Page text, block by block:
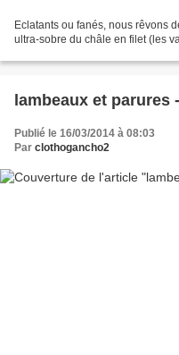
Eclatants ou fanés, nous rêvons
ultra-sobre du châle en filet (les
lambeaux et
Publié le 16/03/2014 à 08:03
Par clothogancho2